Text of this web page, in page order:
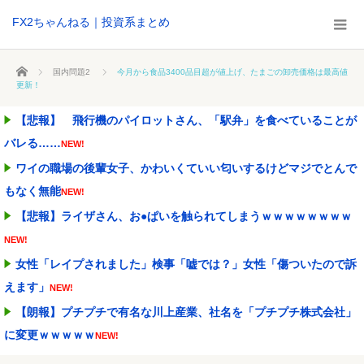
FX2ちゃんねる｜投資系まとめ
ホーム 国内問題2
今月から食品3400品目超が値上げ、たまごの卸売価格は最高値
更新！
【悲報】 飛行機のパイロットさん、「駅弁」を食べていることが
バレる……NEW!
ワイの職場の後輩女子、かわいくていい匂いするけどマジでとんで
もなく無能NEW!
【悲報】ライザさん、お●ぱいを触られてしまうｗｗｗｗｗｗｗｗ
NEW!
女性「レイプされました」検事「嘘では？」女性「傷ついたので訴
えます」 NEW!
【朗報】プチプチで有名な川上産業、社名を「プチプチ株式会社」
に変更ｗｗｗｗｗNEW!